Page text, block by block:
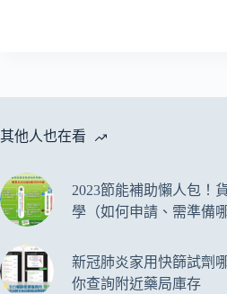
其他人也在看
2023節能補助懶人包！
學（如何申請、需準備
新冠肺炎家用快篩試劑
你查詢附近藥局庫存